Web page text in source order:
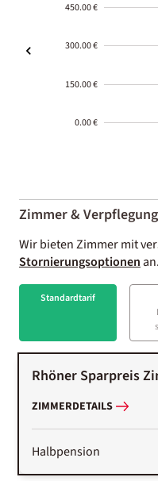
450.00 €
300.00 €
150.00 €
0.00 €
01-02
Zimmer & Verpflegung
Wir bieten Zimmer mit
Stornierungsoptionenan.
Standardtarif
Rhöner Sparpreis
ZIMMERDETAILS
Halbpension